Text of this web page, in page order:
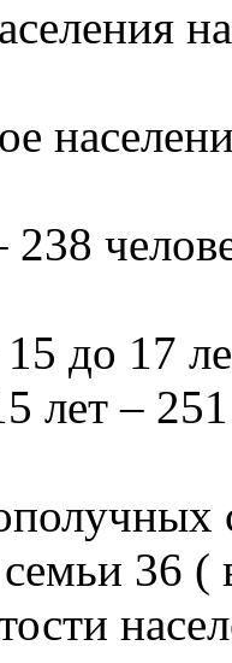
до 17
лет –
36 (